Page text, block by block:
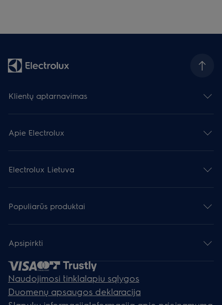
Klientų aptarnavimas
Apie Electrolux
Electrolux Lietuva
Populiarūs produktai
Apsipirkti
Naudojimosi tinklalapiu sąlygos
Duomenų apsaugos deklaracija